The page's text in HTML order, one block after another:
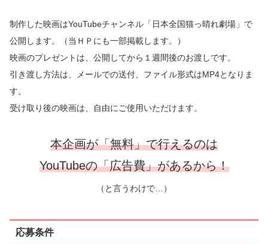
制作した映画はYouTubeチャンネル「日本全国猫っ晴れ劇場」で
公開します。（当ＨＰにも一部掲載します。）
映画のプレゼントは、公開してから１週間後のお渡しです。
引き渡し方法は、メールでの送付、ファイル形式はMP4となりま
す。
受け取り後の映画は、自由にご使用いただけます。
本企画が「無料」で行えるのは
YouTubeの「広告費」があるから！
（と言うわけで…）
応募条件